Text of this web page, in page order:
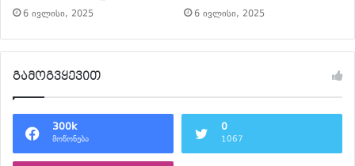
6 ივლისი, 2025 6 ივლისი, 2025
გამოგვყევით
300k
მოწონება
0
1067